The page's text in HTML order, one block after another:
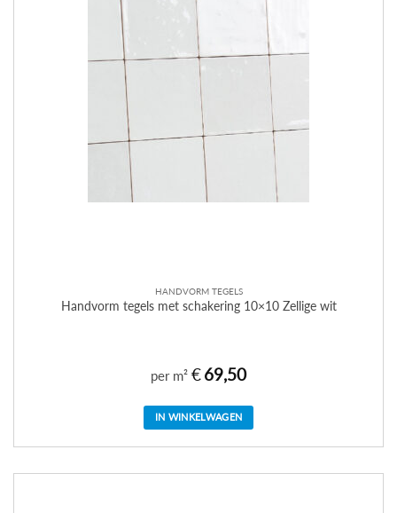
HANDVORM TEGELS
Handvorm tegels met schakering 10×10 Zellige wit
per m² €69,50
IN WINKELWAGEN